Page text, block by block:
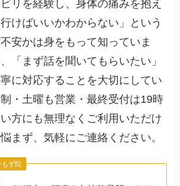
リを経験し、身体の痛みを抱え
けばいいかわからない」という
安かは身をもって知っていま
「まず話を聞いてもらいたい」
に対応することを大切にしてい
・土曜も営業・最終受付は19時
方にも無理なくご利用いただけ
まず、気軽にご連絡ください。
もず院